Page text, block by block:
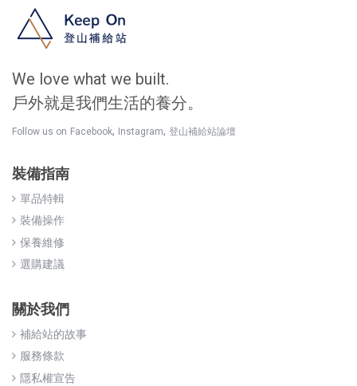
We love what we built.
戶外就是我們生活的養分。
Follow us on Facebook, Instagram, 登山補給站論壇
裝備指南
單品特輯
裝備操作
保養維修
選購建議
關於我們
補給站的故事
服務條款
隱私權宣告